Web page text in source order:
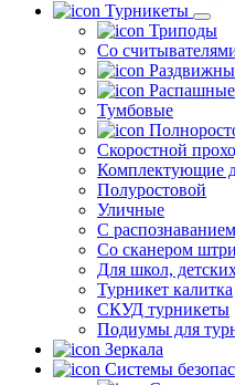
Турникеты
Триподы
Со
Распашные
Тумбовые
Скоростной
Комплектующие
Полуростовой
Уличные
С
Со сканером
Для школ,
Турникет калитка
СКУД турникеты
Подиумы для
Зеркала
Системы